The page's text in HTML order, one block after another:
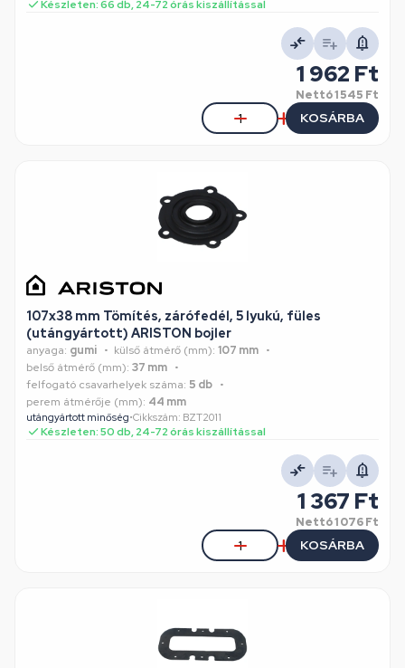
Készleten: 66 db, 24-72 órás kiszállítással
1 962 Ft
Nettó1 545 Ft
KOSÁRBA
107x38 mm Tömítés, zárófedél, 5 lyukú, füles
(utángyártott) ARISTON bojler
anyaga: gumi külső átmérő (mm): 107 mm
belső átmérő (mm): 37 mm
felfogató csavarhelyek száma: 5 db
perem átmérője (mm): 44 mm
utángyártott minőség•Cikkszám: BZT2011
Készleten: 50 db, 24-72 órás kiszállítással
1 367 Ft
Nettó1 076 Ft
KOSÁRBA